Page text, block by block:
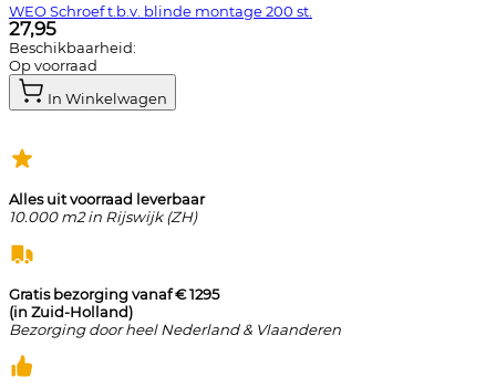
WEO Schroef t.b.v. blinde montage 200 st.
27,95
Beschikbaarheid:
Op voorraad
In Winkelwagen
Alles uit voorraad leverbaar
10.000 m2 in Rijswijk (ZH)
Gratis bezorging vanaf € 1295
(in Zuid-Holland)
Bezorging door heel Nederland & Vlaanderen